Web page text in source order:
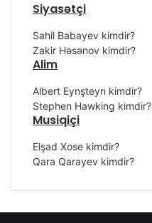
Siyasətçi
Sahil Babayev kimdir?
Zakir Həsənov kimdir?
Alim
Albert Eynşteyn kimdir?
Stephen Hawking kimdir?
Musiqiçi
Elşad Xose kimdir?
Qara Qarayev kimdir?